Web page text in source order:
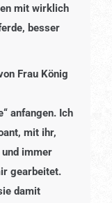
mit wirklich
besser
Frau König
anfangen. Ich
mit ihr,
immer
gearbeitet.
damit